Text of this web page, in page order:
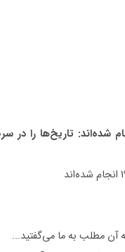
شده‌اند: تاریخ‌ها را در
آن مطلب به ما می‌گفتید...